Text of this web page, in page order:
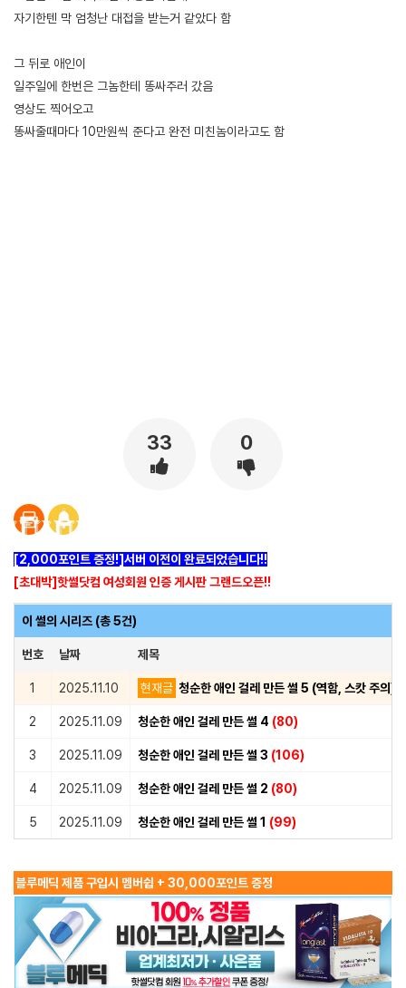
자기한텐 막 엄청난 대접을 받는거 같았다 함
그 뒤로 애인이
일주일에 한번은 그놈한테 똥싸주러 갔음
영상도 찍어오고
똥싸줄때마다 10만원씩 준다고 완전 미친놈이라고도 함
33 0
[2,000포인트 증정!]서버 이전이 완료되었습니다!!
[초대박]핫썰닷컴 여성회원 인증 게시판 그랜드오픈!!
이 썰의 시리즈 (총 5건)
번호 날짜 제목
1 2025.11.10 현재글 청순한 애인 걸레 만든 썰 5 (역함, 스캇 주의)
2 2025.11.09 청순한 애인 걸레 만든 썰 4 (80)
3 2025.11.09 청순한 애인 걸레 만든 썰 3 (106)
4 2025.11.09 청순한 애인 걸레 만든 썰 2 (80)
5 2025.11.09 청순한 애인 걸레 만든 썰 1 (99)
블루메딕 제품 구입시 멤버쉽 + 30,000포인트 증정